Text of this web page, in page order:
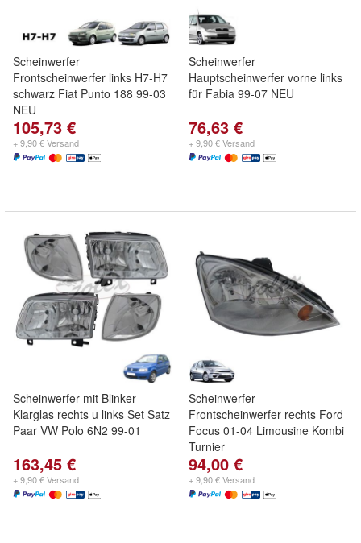
Scheinwerfer
Frontscheinwerfer links H7-H7
schwarz Fiat Punto 188 99-03
NEU
105,73 €
+ 9,90 € Versand
Scheinwerfer
Hauptscheinwerfer vorne links
für Fabia 99-07 NEU
76,63 €
+ 9,90 € Versand
Scheinwerfer mit Blinker
Klarglas rechts u links Set Satz
Paar VW Polo 6N2 99-01
163,45 €
+ 9,90 € Versand
Scheinwerfer
Frontscheinwerfer rechts Ford
Focus 01-04 Limousine Kombi
Turnier
94,00 €
+ 9,90 € Versand